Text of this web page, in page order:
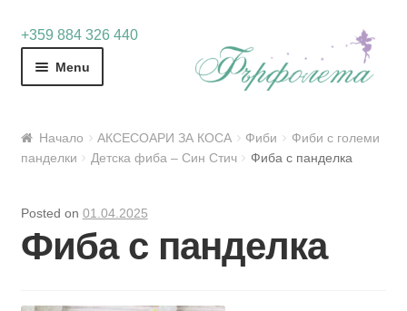
+359 884 326 440
Skip
Skip
Menu
Начало АКСЕСОАРИ ЗА КОСА Фиби
Фиби с големи
панделки
Детска фиба – Син Стич Фиба с панделка
Posted on 01.04.2025
Фиба с панделка